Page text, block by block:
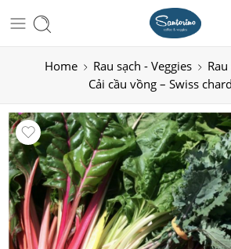
Home Rau sạch - Veggies
Cải cầu vồng – Swiss